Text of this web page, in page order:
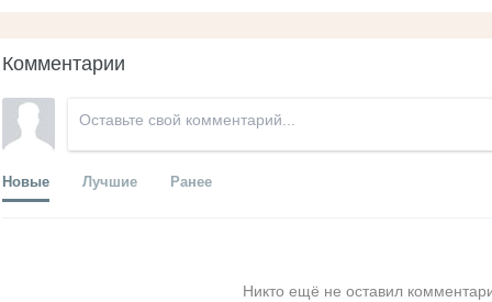
Комментарии
Новые Лучшие Ранее
Никто ещё не оставил